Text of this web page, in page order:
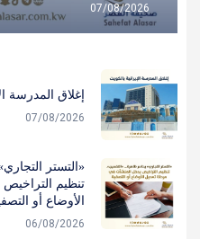
07/08/2026
إغلاق المدرسة
07/08/2026
«التستر
تنظيم
الأوضاع أو
06/08/2026